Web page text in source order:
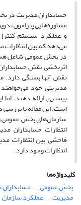
حسابداران مدیریت در
مشاوره‌هایی پیرامون
و عملکرد سیستم
می‌دهد که بین
در بخش عمومی شاغل
اثربخشی نقش
نقش آنها بستگی دارد.
مدیریتی خود
بیشتری ارائه دهند،
است. این مقاله با
سازمان‌های بخش عمومی
انتظارات حسابداران
فاحشی بین انتظارات
انتظارات وجود دارد.
کلیدواژه‌ها
بخش عمومی
مدیریت
عملکرد سازمان